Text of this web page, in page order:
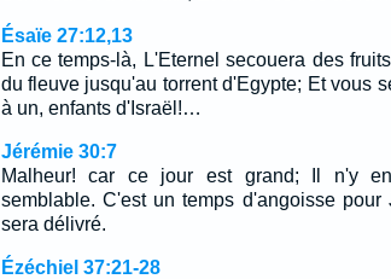
Ésaïe 27:12,13
En ce temps-là, L'Eternel secouera des
du fleuve jusqu'au torrent d'Egypte; Et vous
à un, enfants d'Israël!…
Jérémie 30:7
Malheur! car ce jour est grand; Il n'y
semblable. C'est un temps d'angoisse pour
sera délivré.
Ézéchiel 37:21-28